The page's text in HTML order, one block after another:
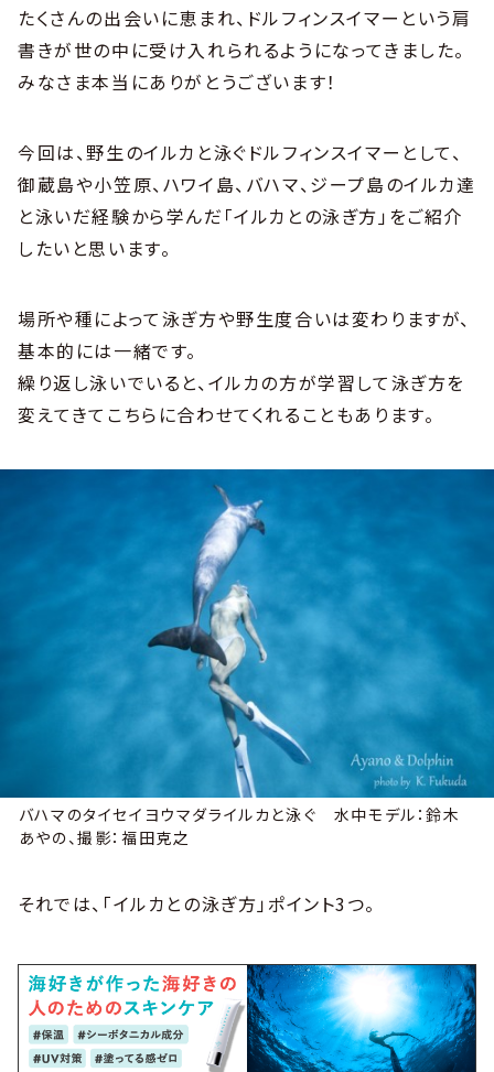
たくさんの出会いに恵まれ、ドルフィンスイマーという肩
書きが世の中に受け入れられるようになってきました。
みなさま本当にありがとうございます！
今回は、野生のイルカと泳ぐドルフィンスイマーとして、
御蔵島や小笠原、ハワイ島、バハマ、ジープ島のイルカ達
と泳いだ経験から学んだ「イルカとの泳ぎ方」をご紹介
したいと思います。
場所や種によって泳ぎ方や野生度合いは変わりますが、
基本的には一緒です。
繰り返し泳いでいると、イルカの方が学習して泳ぎ方を
変えてきてこちらに合わせてくれることもあります。
バハマのタイセイヨウマダライルカと泳ぐ 水中モデル：鈴木
あやの、撮影：福田克之
それでは、「イルカとの泳ぎ方」ポイント3つ。